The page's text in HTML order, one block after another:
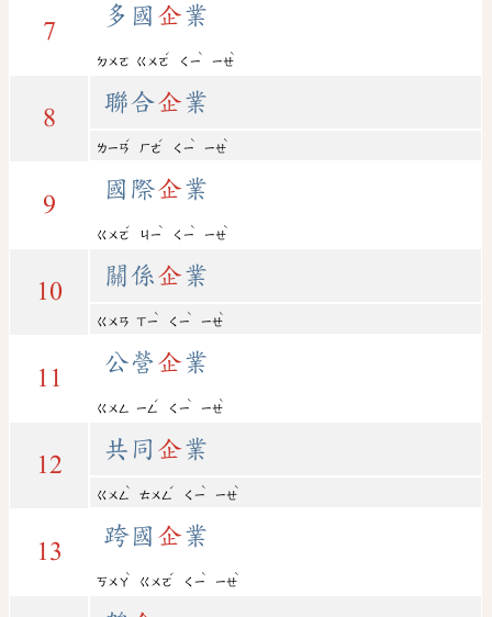
7
多國 企業
ㄉㄨㄛ ㄍㄨㄛ
ˊ
ㄑㄧ
ˋ
ㄧㄝ
ˋ
8
聯合企業
ㄌㄧㄢ
ˊ
ㄏㄜ
ˊ
ㄑㄧ
ˋ
ㄧㄝ
ˋ
9
國際企業
ㄍㄨㄛ
ˊ
ㄐㄧ
ˋ
ㄑㄧ
ˋ
ㄧㄝ
ˋ
10
關係企業
ㄍㄨㄢ ㄒㄧ
ˋ
ㄑㄧ
ˋ
ㄧㄝ
ˋ
11
公營企業
ㄍㄨㄥ ㄧㄥ
ˊ
ㄑㄧ
ˋ
ㄧㄝ
ˋ
12
共同 企業
ㄍㄨㄥ
ˋ
ㄊㄨㄥ
ˊ
ㄑㄧ
ˋ
ㄧㄝ
ˋ
13
跨國 企業
ㄎㄨㄚ
ˋ
ㄍㄨㄛ
ˊ
ㄑㄧ
ˋ
ㄧㄝ
ˋ